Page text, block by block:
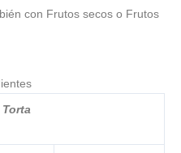
con Frutos secos o Frutos